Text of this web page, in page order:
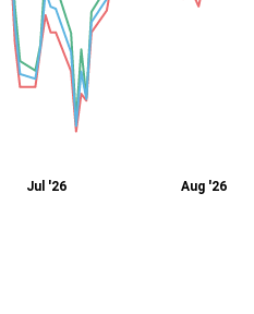
Jul '26 Aug '26